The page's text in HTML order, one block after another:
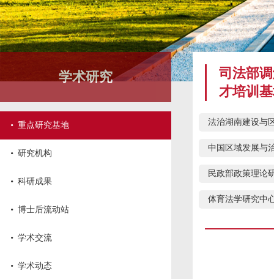
学术研究
· 重点研究基地
· 研究机构
· 科研成果
· 博士后流动站
· 学术交流
· 学术动态
司法部
才培训
法治湖南建设与
中国区域发展与
民政部政策理论
体育法学研究中